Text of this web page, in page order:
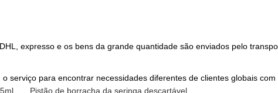
expresso e os bens da grande quantidade são enviados pelo
serviço para encontrar necessidades diferentes de clientes globais com
Pistão de borracha da seringa descartável